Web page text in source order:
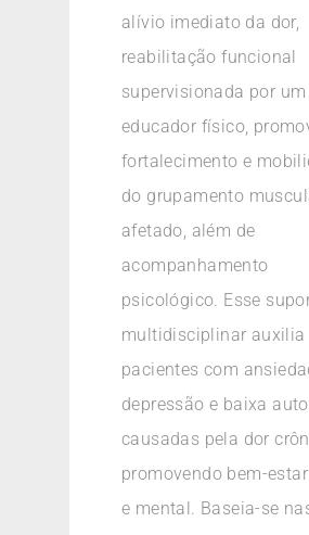
alívio imediato da dor,
reabilitação funcional
supervisionada por um
educador físico,
fortalecimento e
do grupamento
afetado, além de
acompanhamento
psicológico. Esse
multidisciplinar auxilia
pacientes com
depressão e baixa
causadas pela dor
promovendo bem-
e mental. Baseia-se